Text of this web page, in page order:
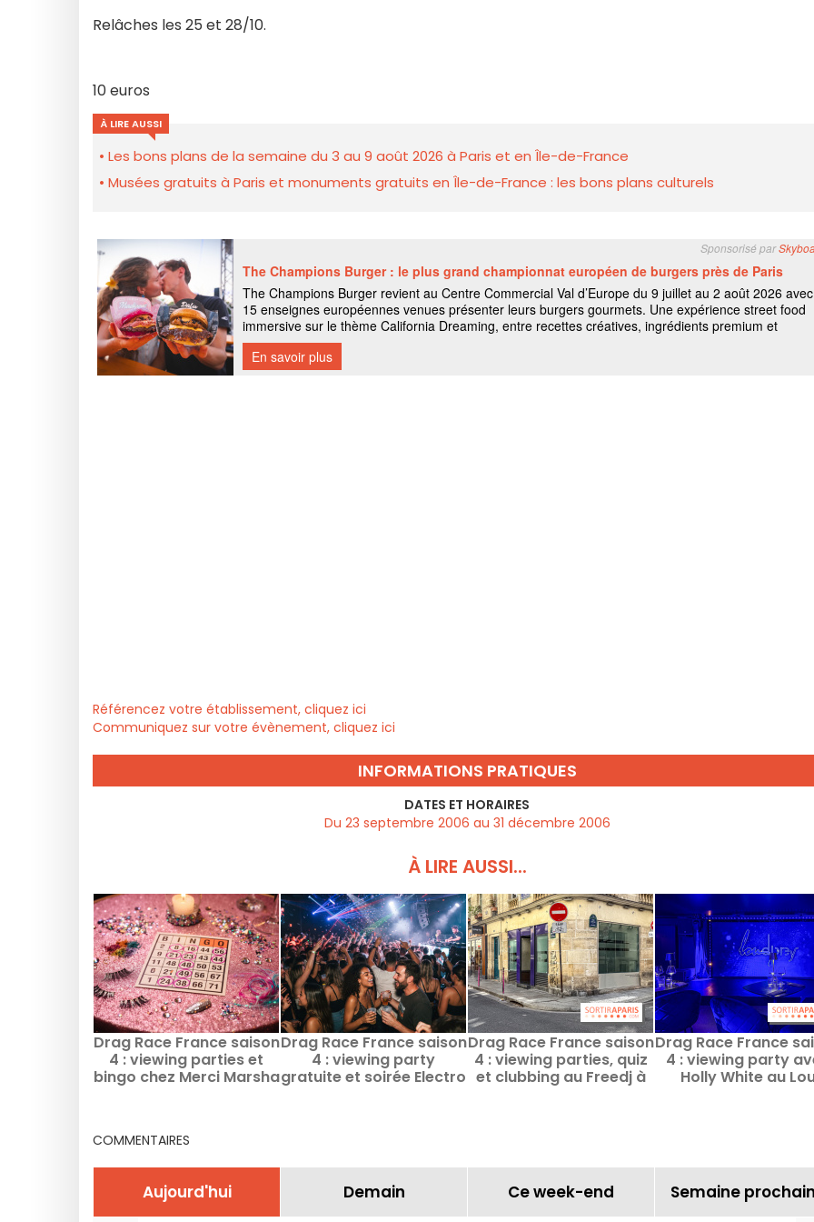
Relâches les 25 et 28/10.
10 euros
À LIRE AUSSI
Les bons plans de la semaine du 3 au 9 août 2026 à Paris et en Île-de-France
Musées gratuits à Paris et monuments gratuits en Île-de-France : les bons plans culturels
Référencez votre établissement, cliquez ici
Communiquez sur votre évènement, cliquez ici
INFORMATIONS PRATIQUES
DATES ET HORAIRES
Du 23 septembre 2006 au 31 décembre 2006
À LIRE AUSSI...
Drag Race France saison
4 : viewing parties et
bingo chez Merci Marsha
Drag Race France saison
4 : viewing party
gratuite et soirée Electro
Drag Race France saison
4 : viewing parties, quiz
et clubbing au Freedj à
Drag Race France
4 : viewing party
Holly White au
COMMENTAIRES
Aujourd'hui Demain Ce week-end Semaine